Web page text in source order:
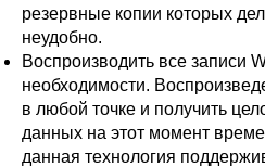
резервные копии которых
неудобно.
Воспроизводить все записи
необходимости.
в любой точке и получить
данных на этот момент
данная технология